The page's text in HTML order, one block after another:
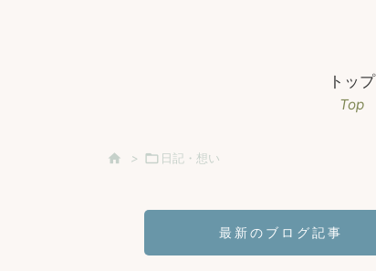
トップ
Top
 >  日記・想い
最新のブログ記事